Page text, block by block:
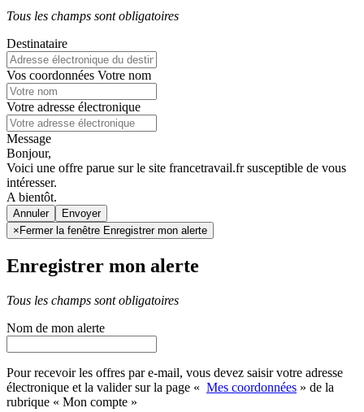
Tous les champs sont obligatoires
Destinataire
Vos coordonnées Votre nom
Votre adresse électronique
Message
Bonjour,
Voici une offre parue sur le site francetravail.fr susceptible de vous
intéresser.
A bientôt.
Annuler
× Fermer la fenêtre Enregistrer mon alerte
Enregistrer mon alerte
Tous les champs sont obligatoires
Nom de mon alerte
Pour recevoir les offres par e-mail, vous devez saisir votre adresse
électronique et la valider sur la page « Mes coordonnées » de la
rubrique « Mon compte »